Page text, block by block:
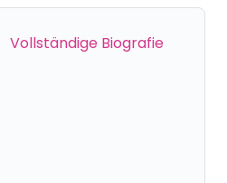
Vollständige Biografie